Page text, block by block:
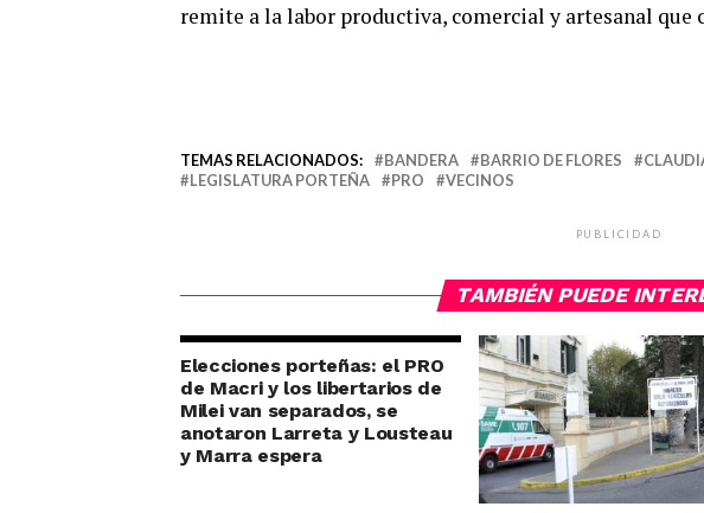
remite a la labor productiva, comercial y artesanal que
TEMAS RELACIONADOS: BANDERA BARRIO DE FLORES
LEGISLATURA PORTEÑA
PRO VECINOS
PUBLICIDAD
TAMBIÉN PUEDE
Elecciones porteñas: el PRO
de Macri y los libertarios de
Milei van separados, se
anotaron Larreta y Lousteau
y Marra espera